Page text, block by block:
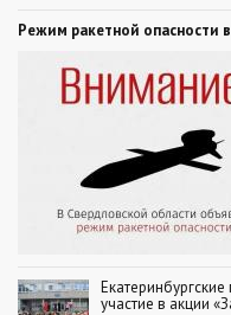
Режим ракетной опасности
участие в акции